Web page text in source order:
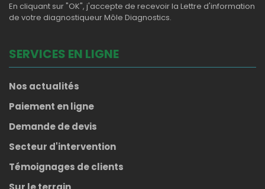
En cliquant sur "OK", j'accepte de recevoir la Lettre d'information
de votre diagnostiqueur Môle Diagnostics.
SERVICES EN LIGNE
Nos actualités
Paiement en ligne
Demande de devis
Secteur d'intervention
Témoignages de clients